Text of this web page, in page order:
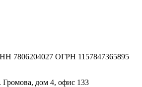
7806204027 ОГРН 1157847365895
Громова, дом 4, офис 133